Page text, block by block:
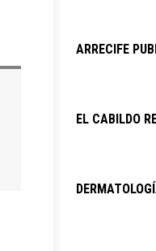
ARRECIFE
EL CABILDO